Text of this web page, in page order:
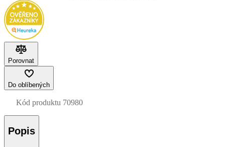
Porovnat
Do oblíbených
Kód produktu 70980
Popis